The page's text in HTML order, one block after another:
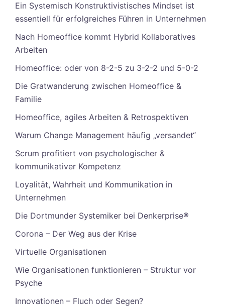
Ein Systemisch Konstruktivistisches Mindset ist
essentiell für erfolgreiches Führen in Unternehmen
Nach Homeoffice kommt Hybrid Kollaboratives
Arbeiten
Homeoffice: oder von 8-2-5 zu 3-2-2 und 5-0-2
Die Gratwanderung zwischen Homeoffice &
Familie
Homeoffice, agiles Arbeiten & Retrospektiven
Warum Change Management häufig „versandet“
Scrum profitiert von psychologischer &
kommunikativer Kompetenz
Loyalität, Wahrheit und Kommunikation in
Unternehmen
Die Dortmunder Systemiker bei Denkerprise®
Corona – Der Weg aus der Krise
Virtuelle Organisationen
Wie Organisationen funktionieren – Struktur vor
Psyche
Innovationen – Fluch oder Segen?